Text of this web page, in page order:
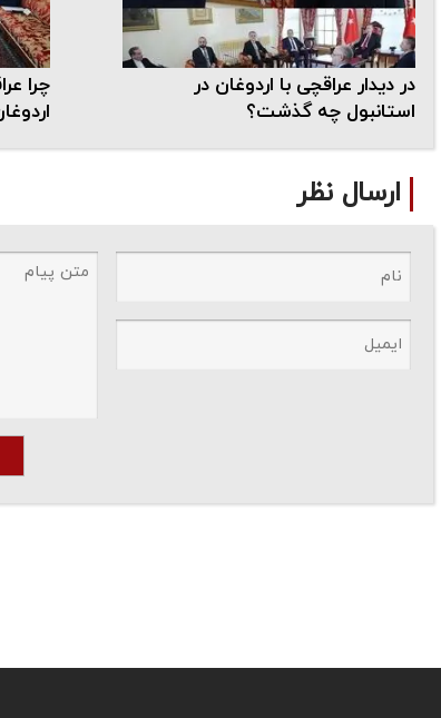
در دیدار عراقچی با اردوغان در
استانبول چه گذشت؟
ارسال نظر